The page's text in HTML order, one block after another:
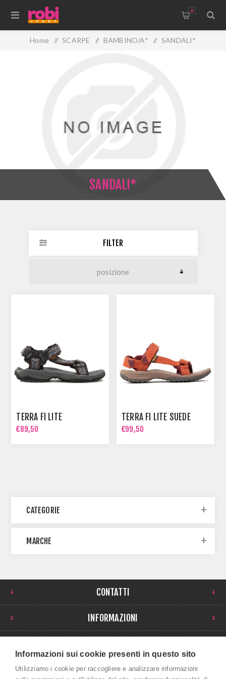
0
Home / SCARPE / BAMBINO/A* / SANDALI*
SANDALI*
FILTER
TERRA FI LITE
€89,50
TERRA FI LITE SUEDE
€99,50
CATEGORIE
MARCHE
CONTATTI
INFORMAZIONI
NEWSLETTER
Informazioni sui cookie presenti in questo sito
Utilizziamo i cookie per raccogliere e analizzare informazioni